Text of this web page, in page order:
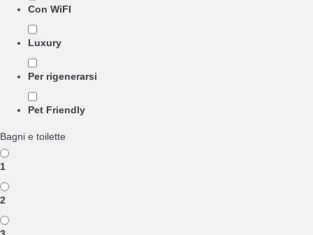
Con WiFI
Luxury
Per rigenerarsi
Pet Friendly
Bagni e toilette
1
2